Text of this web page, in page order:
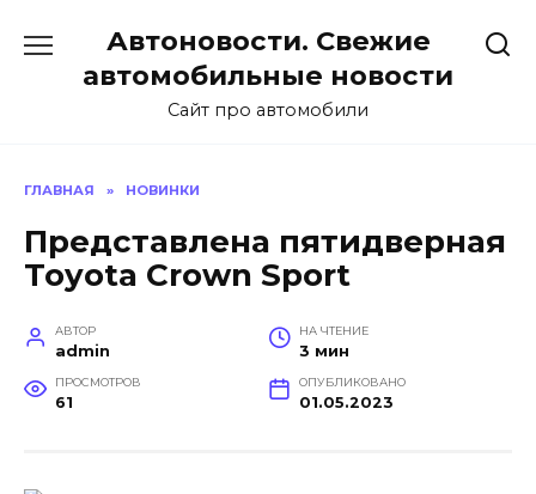
содержанию
Автоновости. Свежие
автомобильные новости
Сайт про автомобили
ГЛАВНАЯ » НОВИНКИ
Представлена пятидверная
Toyota Crown Sport
АВТОР
admin
НА ЧТЕНИЕ
3 мин
ПРОСМОТРОВ
61
ОПУБЛИКОВАНО
01.05.2023